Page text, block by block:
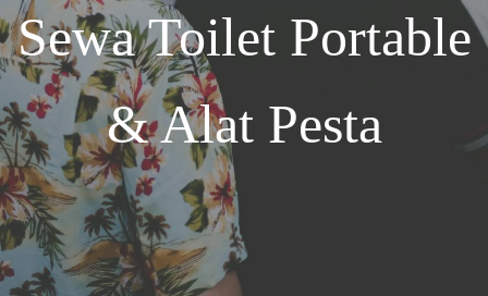
Sewa Toilet Portable
& Alat Pesta